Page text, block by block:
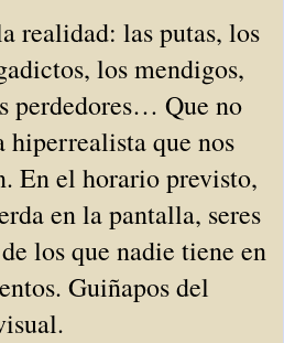
realidad: las putas, los
los mendigos,
perdedores… Que no
que nos
En el horario previsto,
en la pantalla, seres
los que nadie tiene en
Guiñapos del